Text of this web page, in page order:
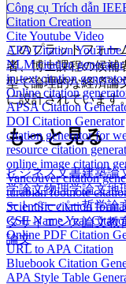
Công cụ Trích dẫn
Citation Creation
Cite Youtube Video
APA Citation YouTube
NLM citation generator
in-text citation generator
Online citation
APSA Citation
DOI Citation Generator
citation generator for
resource citation
online image citation
Vancouver citation
turabian footnote
Scientific citation
CSE Name Year
Online PDF Citation
URL to APA Citation
Bluebook Citation
APA Style Table
このプラットフォー
者、博士課程の候補
型で論理的な経済論
に設計されています
もっと見る
ビジネス文書建築論
学論文物理学論文地
ートペーパー哲学論
タサイエンス論文教
論文